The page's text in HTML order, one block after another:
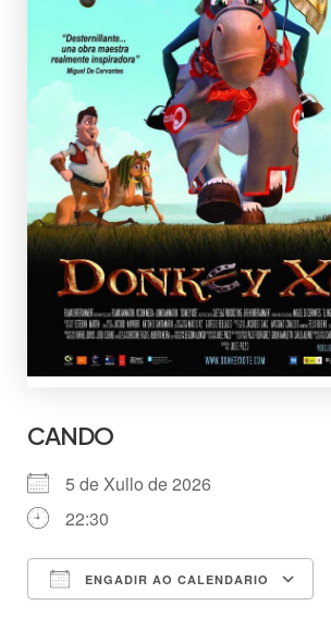
CANDO
5 de Xullo de 2026
22:30
ENGADIR AO CALENDARIO